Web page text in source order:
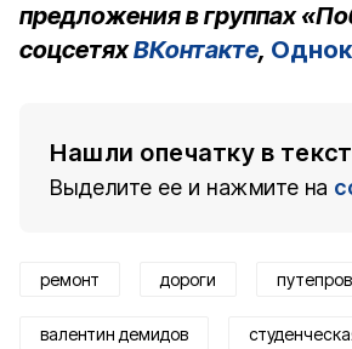
предложения в группах
соцсетяхВКонтакте,
Нашли опечатку в
Выделите ее и нажмите на
ремонт дороги
валентин демидов